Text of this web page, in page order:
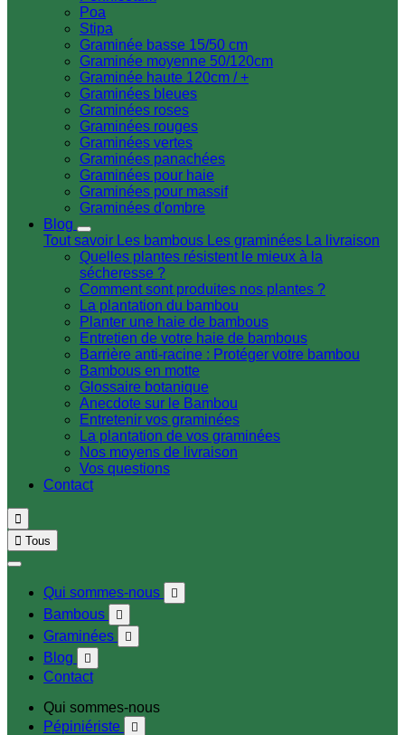
Poa
Stipa
Graminée basse 15/50 cm
Graminée moyenne 50/120cm
Graminée haute 120cm / +
Graminées bleues
Graminées roses
Graminées rouges
Graminées vertes
Graminées panachées
Graminées pour haie
Graminées pour massif
Graminées d'ombre
Blog
Tout savoir Les bambous Les graminées La livraison
Quelles plantes résistent le mieux à la
sécheresse ?
Comment sont produites nos plantes ?
La plantation du bambou
Planter une haie de bambous
Entretien de votre haie de bambous
Barrière anti-racine : Protéger votre bambou
Bambous en motte
Glossaire botanique
Anecdote sur le Bambou
Entretenir vos graminées
La plantation de vos graminées
Nos moyens de livraison
Vos questions
Contact

 Tous
Qui sommes-nous 
Bambous 
Graminées 
Blog 
Contact
Qui sommes-nous
Pépiniériste
